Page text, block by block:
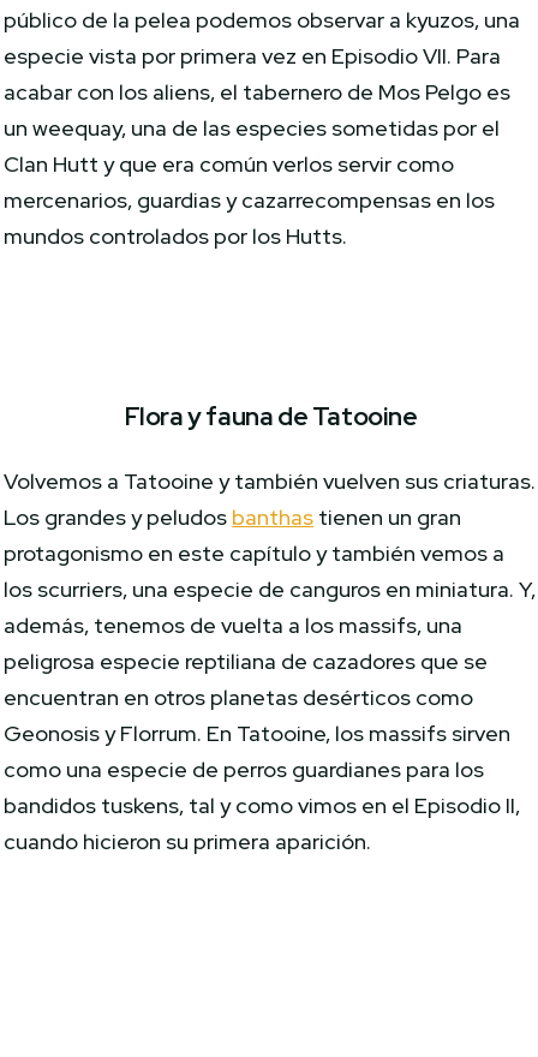
público de la pelea podemos observar a kyuzos, una
especie vista por primera vez en Episodio VII. Para
acabar con los aliens, el tabernero de Mos Pelgo es
un weequay, una de las especies sometidas por el
Clan Hutt y que era común verlos servir como
mercenarios, guardias y cazarrecompensas en los
mundos controlados por los Hutts.
Flora y fauna de Tatooine
Volvemos a Tatooine y también vuelven sus criaturas.
Los grandes y peludos banthas tienen un gran
protagonismo en este capítulo y también vemos a
los scurriers, una especie de canguros en miniatura. Y,
además, tenemos de vuelta a los massifs, una
peligrosa especie reptiliana de cazadores que se
encuentran en otros planetas desérticos como
Geonosis y Florrum. En Tatooine, los massifs sirven
como una especie de perros guardianes para los
bandidos tuskens, tal y como vimos en el Episodio II,
cuando hicieron su primera aparición.